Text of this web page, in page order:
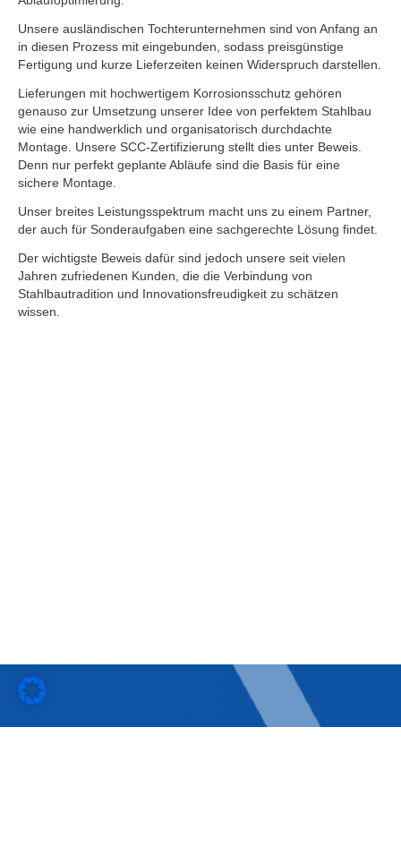
Unsere ausländischen Tochterunternehmen sind von Anfang an
in diesen Prozess mit eingebunden, sodass preisgünstige
Fertigung und kurze Lieferzeiten keinen Widerspruch darstellen.
Lieferungen mit hochwertigem Korrosionsschutz gehören
genauso zur Umsetzung unserer Idee von perfektem Stahlbau
wie eine handwerklich und organisatorisch durchdachte
Montage. Unsere SCC-Zertifizierung stellt dies unter Beweis.
Denn nur perfekt geplante Abläufe sind die Basis für eine
sichere Montage.
Unser breites Leistungsspektrum macht uns zu einem Partner,
der auch für Sonderaufgaben eine sachgerechte Lösung findet.
Der wichtigste Beweis dafür sind jedoch unsere seit vielen
Jahren zufriedenen Kunden, die die Verbindung von
Stahlbautradition und Innovationsfreudigkeit zu schätzen
wissen.